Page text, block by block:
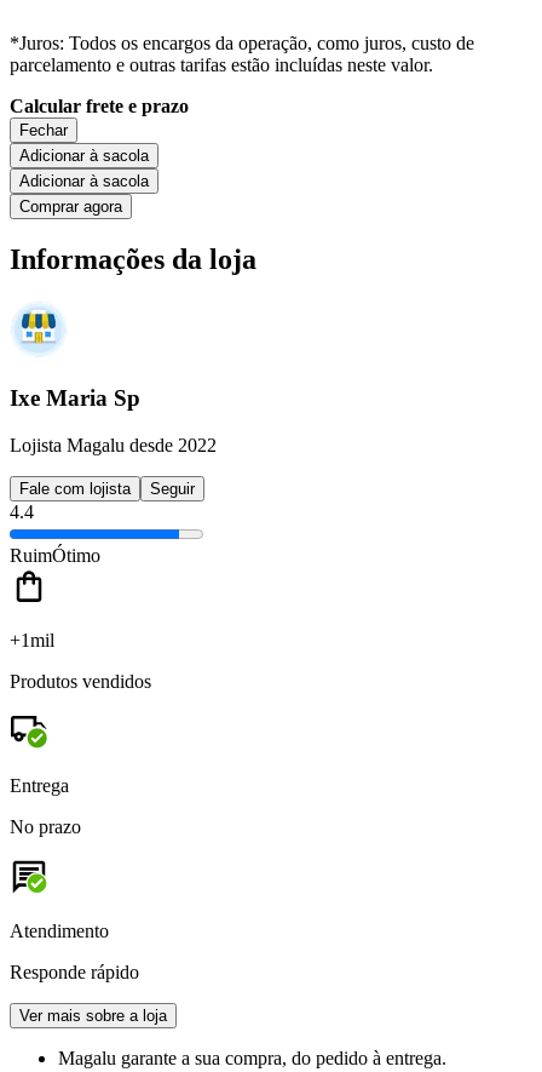
*Juros: Todos os encargos da operação, como juros, custo de
parcelamento e outras tarifas estão incluídas neste valor.
Calcular frete e prazo
Fechar
Adicionar à sacola
Adicionar à sacola
Comprar agora
Informações da loja
Ixe Maria Sp
Lojista Magalu desde 2022
Fale com lojista Seguir
4.4
RuimÓtimo
+1mil
Produtos vendidos
Entrega
No prazo
Atendimento
Responde rápido
Ver mais sobre a loja
Magalu garante a sua compra, do pedido à entrega.